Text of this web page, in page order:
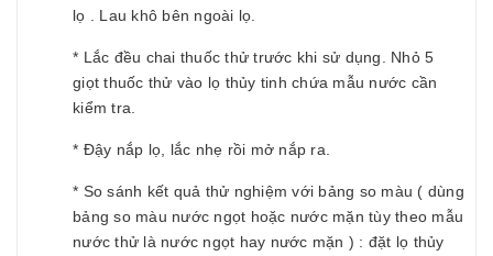
lọ . Lau khô bên ngoài lọ.
* Lắc đều chai thuốc thử trước khi sử dụng. Nhỏ 5
giọt thuốc thử vào lọ thủy tinh chứa mẫu nước cần
kiểm tra.
* Đậy nắp lọ, lắc nhẹ rồi mở nắp ra.
* So sánh kết quả thử nghiệm với bảng so màu ( dùng
bảng so màu nước ngọt hoặc nước mặn tùy theo mẫu
nước thử là nước ngọt hay nước mặn ) : đặt lọ thủy